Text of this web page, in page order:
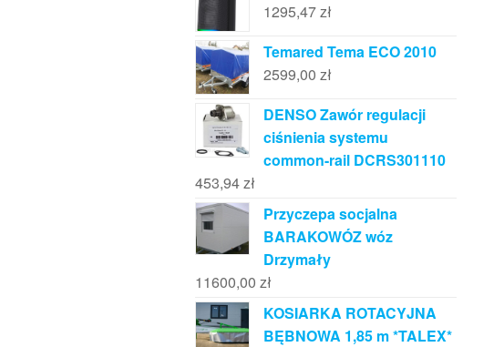
1295,47zł
Temared Tema ECO 2010
2599,00 zł
DENSO Zawór regulacji
ciśnienia systemu
common-rail DCRS301110
453,94zł
Przyczepa socjalna
BARAKOWÓZ wóz
Drzymały
11600,00 zł
KOSIARKA ROTACYJNA
BĘBNOWA 1,85 m *TALEX*